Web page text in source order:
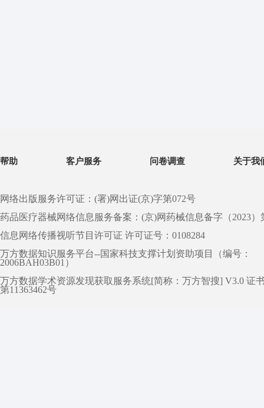
帮助 客户服务 问卷调查 关于我
网络出版服务许可证：(署)网出证(京)字第072号
药品医疗器械网络信息服务备案：(京)网药械信息备字（2023）
信息网络传播视听节目许可证 许可证号：0108284
万方数据知识服务平台--国家科技支撑计划资助项目（编号：
2006BAH03B01）
万方数据学术资源发现获取服务系统[简称：万方智搜] V3.0 证
第11363462号